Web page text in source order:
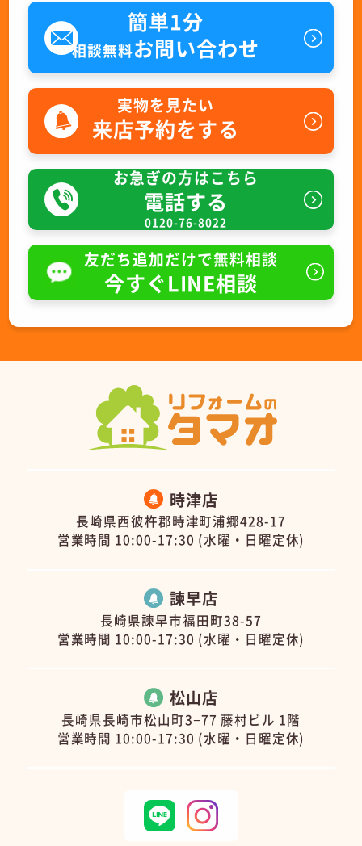
簡単1分
相談無料お問い合わせ
実物を見たい
来店予約をする
お急ぎの方はこちら
電話する
0120-76-8022
友だち追加だけで無料相談
今すぐLINE相談
時津店
長崎県西彼杵郡時津町浦郷428-17
営業時間 10:00-17:30 (水曜・日曜定休)
諫早店
長崎県諫早市福田町38-57
営業時間 10:00-17:30 (水曜・日曜定休)
松山店
長崎県長崎市松山町3−77 藤村ビル 1階
営業時間 10:00-17:30 (水曜・日曜定休)